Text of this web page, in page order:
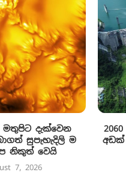
මතුපිට දැක්වෙන
සුපැහැදිලි ම
නිකුත් වෙයි
7, 2026
අඩක්